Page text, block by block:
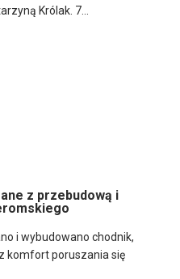
Królak. 7...
z przebudową i
i wybudowano chodnik,
komfort poruszania się